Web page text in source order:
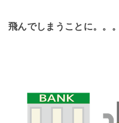
飛んでしまうことに。。。